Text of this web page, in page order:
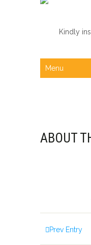
Kindly
Menu
ABOUT
Prev Entry